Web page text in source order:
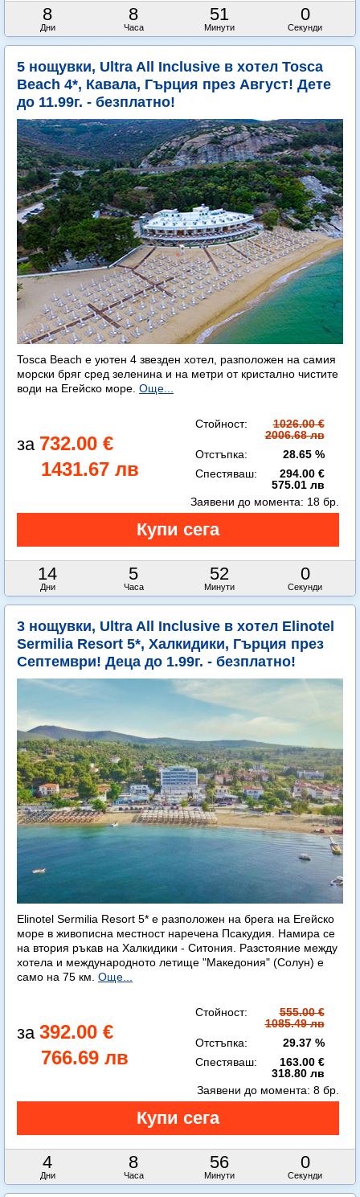
8
Дни
8
Часа
50
Минути
58
Секунди
5 нощувки, Ultra All Inclusive в хотел Tosca
Beach 4*, Кавала, Гърция през Август! Дете
до 11.99г. - безплатно!
Tosca Beach е уютен 4 звезден хотел, разположен на самия
морски бряг сред зеленина и на метри от кристално чистите
води на Егейско море. Още...
732.00 €
1431.67 лв
Стойност:
1026.00 €
2006.68 лв
Отстъпка:
28.65 %
Спестяваш:
294.00 €
575.01 лв
14
Дни
5
Часа
51
Минути
58
Секунди
Заявени до момента: 18 бр.
3 нощувки, Ultra All Inclusive в хотел Elinotel
Sermilia Resort 5*, Халкидики, Гърция през
Септември! Деца до 1.99г. - безплатно!
Elinotel Sermilia Resort 5* е разположен на брега на Егейско
море в живописна местност наречена Псакудия. Намира се
на втория ръкав на Халкидики - Ситония. Разстояние между
хотела и международното летище "Македония" (Солун) е
само на 75 км. Още...
392.00 €
766.69 лв
Стойност:
555.00 €
1085.49 лв
Отстъпка:
29.37 %
Спестяваш:
163.00 €
318.80 лв
4
Дни
8
Часа
55
Минути
58
Секунди
Заявени до момента: 8 бр.